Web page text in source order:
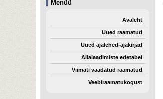
Menüü
Avaleht
Uued raamatud
Uued ajalehed-ajakirjad
Allalaadimiste edetabel
Viimati vaadatud raamatud
Veebiraamatukogust